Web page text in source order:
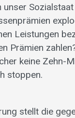
unser
Leist­ungen
Prämien
keine Zehn-
stoppen.
stellt die